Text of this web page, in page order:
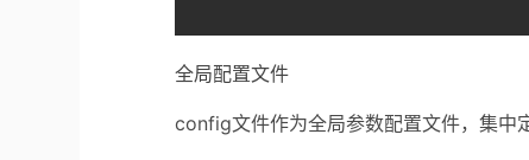
全局配置文件
config文件作为全局参数配置文件，集中